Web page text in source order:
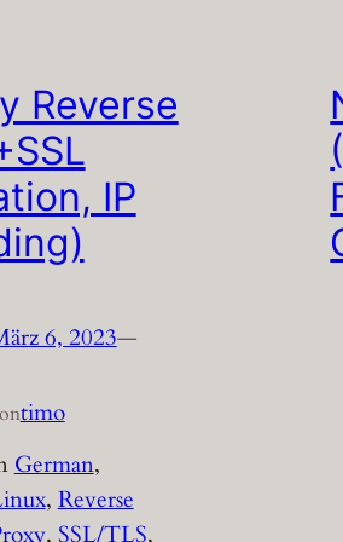
Reverse
IP
6, 2023—
timo
German
, Reverse
, SSL/TLS